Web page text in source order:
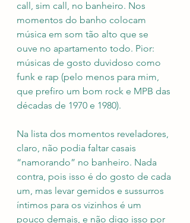
call, sim call, no banheiro. Nos
momentos do banho colocam
música em som tão alto que se
ouve no apartamento todo. Pior:
músicas de gosto duvidoso como
funk e rap (pelo menos para mim,
que prefiro um bom rock e MPB das
décadas de 1970 e 1980).
Na lista dos momentos reveladores,
claro, não podia faltar casais
“namorando” no banheiro. Nada
contra, pois isso é do gosto de cada
um, mas levar gemidos e sussurros
íntimos para os vizinhos é um
pouco demais, e não digo isso por